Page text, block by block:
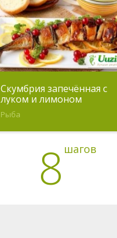
Скумбрия запечённая с
луком и лимоном
Рыба
8 шагов